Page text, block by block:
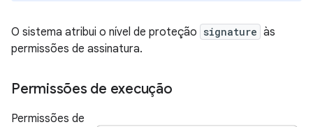
O sistema atribui o nível de proteção signature às
permissões de assinatura.
Permissões de execução
Permissões de